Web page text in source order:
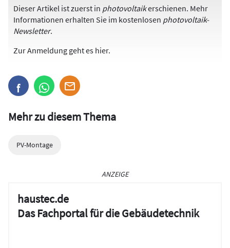
Dieser Artikel ist zuerst in photovoltaikerschienen. Mehr
Informationen erhalten Sie im kostenlosen photovoltaik-
Newsletter.
Zur Anmeldung geht es hier.
Mehr zu diesem Thema
PV-Montage
ANZEIGE
haustec.de
Das Fachportal für die Gebäudetechnik